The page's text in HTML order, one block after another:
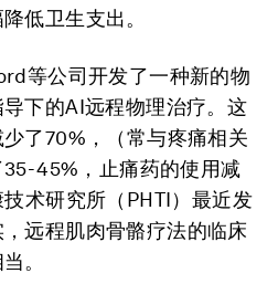
低卫生支出。
等公司开发了一种新的物
下的AI远程物理治疗。这
了70%，（常与疼痛相关
45%，止痛药的使用减
术研究所（PHTI）最近发
远程肌肉骨骼疗法的临床
。